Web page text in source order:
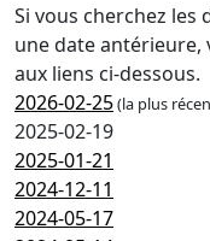
Si vous cherchez les
une date antérieure,
aux liens ci-dessous.
2026-02-25(la plus
2025-02-19
2025-01-21
2024-12-11
2024-05-17